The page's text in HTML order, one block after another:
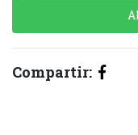
Compartir: